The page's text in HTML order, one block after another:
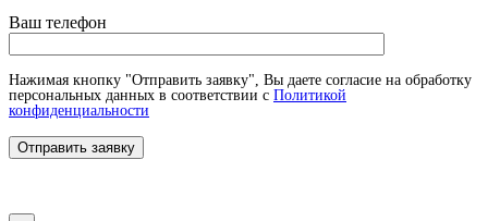
Ваш телефон
Нажимая кнопку "Отправить заявку", Вы даете согласие на обработку
персональных данных в соответствии с Политикой
конфиденциальности